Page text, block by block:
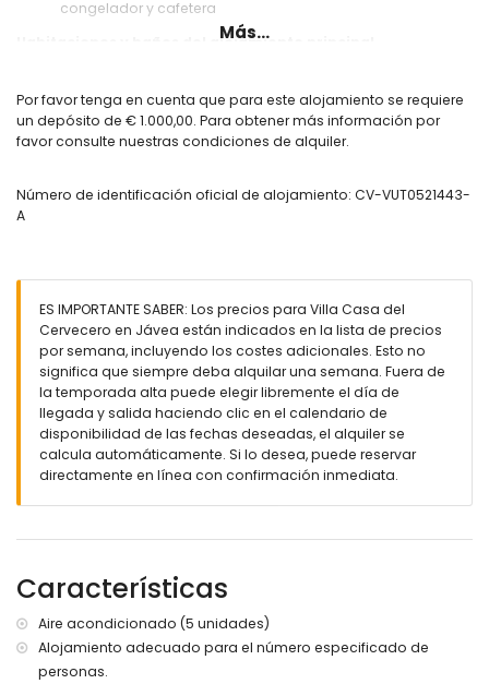
congelador y cafetera
Habitaciones y baños del alojamiento principal
cama king size (de 200 por 180 cm)
dormitorio con aire acondicionado y 2 camas individuales
(de 200 por 90 cm)
bañera/ducha e inodoro
cocina con horno a gas, lavavajillas, refrigerador-
congelador y cafetera
2 dormitorios con aire acondicionado, cada uno con
cama king size (de 200 por 180 cm)
baño con lavabo individual, combinación de
bañera/ducha e inodoro
Exterior de esta lujosa villa
gran parcela cerrada
piscina privada
cocina exterior y barbacoa
área de estar exterior y área de comedor exterior
2 plazas de aparcamiento privadas
Más información
pueblo más cercano a menos de 7 kilómetros de la villa
Más...
Por favor tenga en cuenta que para este alojamiento se requiere
un depósito de € 1.000,00. Para obtener más información por
favor consulte nuestras condiciones de alquiler.
Número de identificación oficial de alojamiento: CV-VUT0521443-
A
ES IMPORTANTE SABER: Los precios para Villa Casa del
Cervecero en Jávea están indicados en la lista de precios
por semana, incluyendo los costes adicionales. Esto no
significa que siempre deba alquilar una semana. Fuera de
la temporada alta puede elegir libremente el día de
llegada y salida haciendo clic en el calendario de
disponibilidad de las fechas deseadas, el alquiler se
calcula automáticamente. Si lo desea, puede reservar
directamente en línea con confirmación inmediata.
Características
Aire acondicionado (5 unidades)
Alojamiento adecuado para el número especificado de
personas.